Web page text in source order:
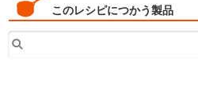
このレシピにつかう製品